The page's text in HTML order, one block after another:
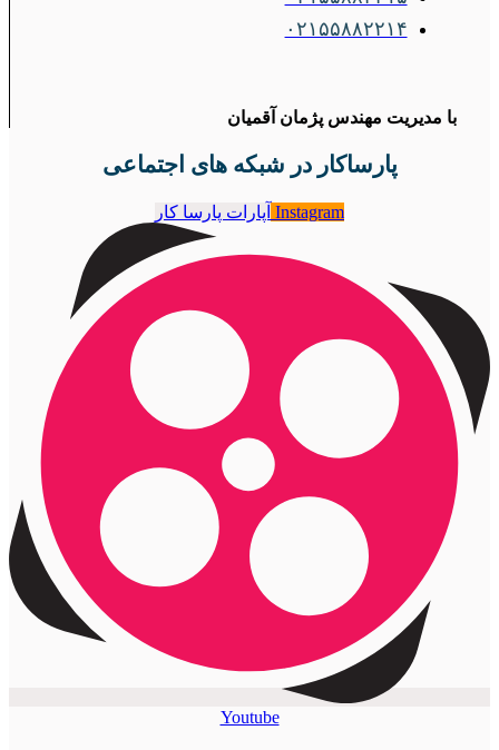
۰۲۱۵۵۸۸۲۲۱۴
با مدیریت مهندس پژمان آقمیان
پارساکار در شبکه های اجتماعی
Instagram آپارات پارسا کار
Youtube